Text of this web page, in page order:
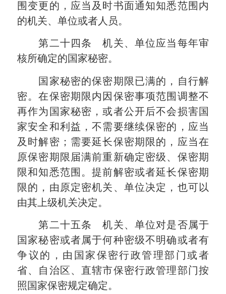
围变更的，应当及时书面通知知悉范围内
的机关、单位或者人员。
第二十四条 机关、单位应当每年审
核所确定的国家秘密。
国家秘密的保密期限已满的，自行解
密。在保密期限内因保密事项范围调整不
再作为国家秘密，或者公开后不会损害国
家安全和利益，不需要继续保密的，应当
及时解密；需要延长保密期限的，应当在
原保密期限届满前重新确定密级、保密期
限和知悉范围。提前解密或者延长保密期
限的，由原定密机关、单位决定，也可以
由其上级机关决定。
第二十五条 机关、单位对是否属于
国家秘密或者属于何种密级不明确或者有
争议的，由国家保密行政管理部门或者
省、自治区、直辖市保密行政管理部门按
照国家保密规定确定。